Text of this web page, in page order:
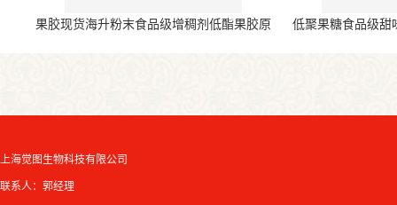
果胶现货海升粉末食品级增稠剂低酯果胶原
低聚果糖食品级甜
上海觉图生物科技有限公司
联系人：郭经理